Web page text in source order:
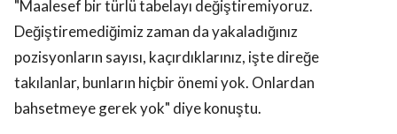
"Maalesef bir türlü tabelayı değiştiremiyoruz.
Değiştiremediğimiz zaman da yakaladığınız
pozisyonların sayısı, kaçırdıklarınız, işte direğe
takılanlar, bunların hiçbir önemi yok. Onlardan
bahsetmeye gerek yok" diye konuştu.